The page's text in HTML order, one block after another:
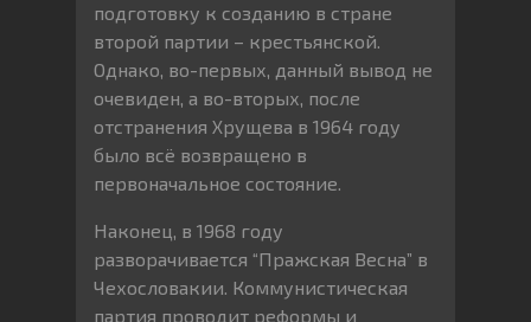
подготовку к созданию в стране
второй партии – крестьянской.
Однако, во-первых, данный вывод не
очевиден, а во-вторых, после
отстранения Хрущева в 1964 году
было всё возвращено в
первоначальное состояние.
Наконец, в 1968 году
разворачивается “Пражская Весна” в
Чехословакии. Коммунистическая
партия проводит реформы и